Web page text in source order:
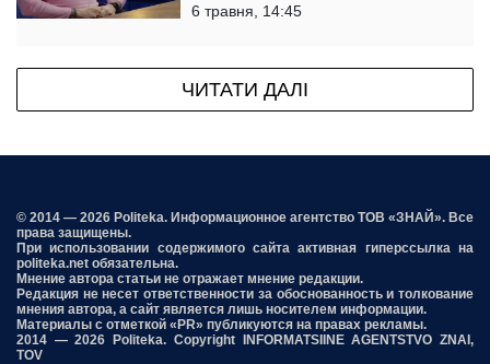
6 травня, 14:45
ЧИТАТИ ДАЛІ
© 2014 — 2026 Politeka. Информационное агентство ТОВ «ЗНАЙ». Все
права защищены.
При использовании содержимого сайта активная гиперссылка на
politeka.net обязательна.
Мнение автора статьи не отражает мнение редакции.
Редакция не несет ответственности за обоснованность и толкование
мнения автора, а сайт является лишь носителем информации.
Материалы с отметкой «PR» публикуются на правах рекламы.
2014 — 2026 Politeka. Copyright INFORMATSIINE AGENTSTVO ZNAI,
TOV